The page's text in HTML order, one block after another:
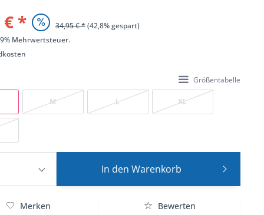
€ * 34,95 € *(42,8% gespart)
Mehrwertsteuer.
Größentabelle
M L XL
In den Warenkorb
Merken Bewerten